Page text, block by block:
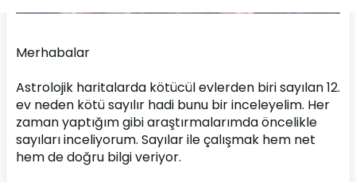
Merhabalar
Astrolojik haritalarda kötücül evlerden biri sayılan 12.
ev neden kötü sayılır hadi bunu bir inceleyelim. Her
zaman yaptığım gibi araştırmalarımda öncelikle
sayıları inceliyorum. Sayılar ile çalışmak hem net
hem de doğru bilgi veriyor.